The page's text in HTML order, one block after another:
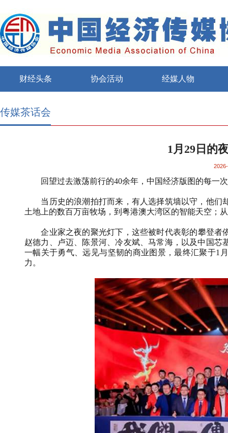
财经头条 协会活动 经媒人物
传媒茶话会
1月29日的
回望过去激荡前行的40余年，中国经济版图的每一
当历史的浪潮拍打而来，有人选择筑墙以守，他
土地上的数百万亩牧场，到粤港澳大湾区的智能天空
企业家之夜的聚光灯下，这些被时代表彰的攀登
赵德力、卢迈、陈景河、冷友斌、马常海，以及中国
一幅关于勇气、远见与坚韧的商业图景，最终汇聚于1 月
力。